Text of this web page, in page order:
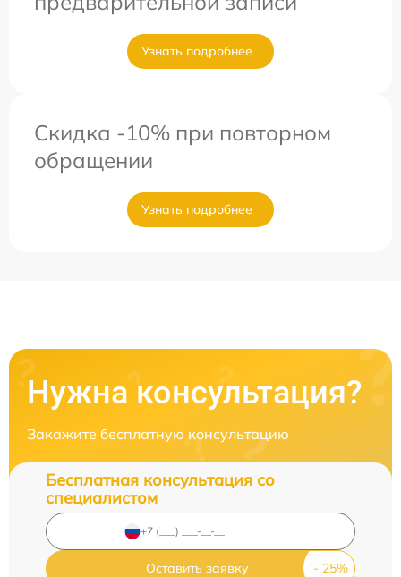
Узнать подробнее
Скидка -10% при повторном
обращении
Узнать подробнее
Нужна консультация?
Закажите бесплатную консультацию
Бесплатная консультация со
специалистом
Оставить заявку